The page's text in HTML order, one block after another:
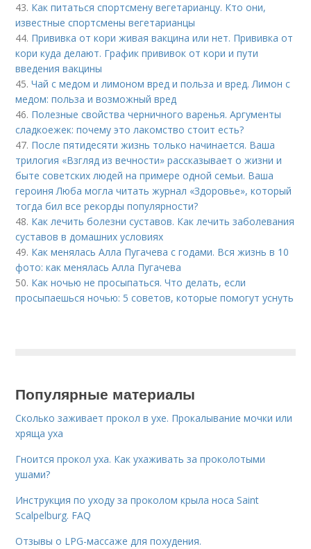
43. Как питаться спортсмену вегетарианцу. Кто они,
известные спортсмены вегетарианцы
44. Прививка от кори живая вакцина или нет. Прививка от
кори куда делают. График прививок от кори и пути
введения вакцины
45.Чай с медом и лимоном вред и польза и вред. Лимон с
медом: польза и возможный вред
46. Полезные свойства черничного варенья. Аргументы
сладкоежек: почему это лакомство стоит есть?
47. После пятидесяти жизнь только начинается. Ваша
трилогия «Взгляд из вечности» рассказывает о жизни и
быте советских людей на примере одной семьи. Ваша
героиня Люба могла читать журнал «Здоровье», который
тогда бил все рекорды популярности?
48. Как лечить болезни суставов. Как лечить заболевания
суставов в домашних условиях
49. Как менялась Алла Пугачева с годами. Вся жизнь в 10
фото: как менялась Алла Пугачева
50. Как ночью не просыпаться. Что делать, если
просыпаешься ночью: 5 советов, которые помогут уснуть
Популярные материалы
Сколько заживает прокол в ухе. Прокалывание мочки или
хряща уха
Гноится прокол уха. Как ухаживать за проколотыми
ушами?
Инструкция по уходу за проколом крыла носа Saint
Scalpelburg. FAQ
Отзывы о LPG-массаже для похудения.